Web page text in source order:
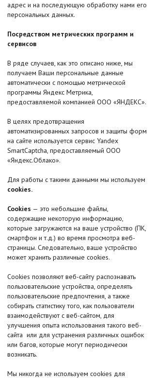
адрес и на последующую обработку нами его
персональных данных.
Посредством метрических программ и
сервисов
В ряде случаев, как это описано ниже, мы
получаем Ваши персональные данные
автоматически с помощью метрической
программы Яндекс Метрика,
предоставляемой компанией ООО «ЯНДЕКС».
В целях предотвращения
автоматизированных запросов и защиты форм
на сайте используется сервис Yandex
SmartCaptcha, предоставляемый ООО
«Яндекс.Облако».
Для работы с такими данными мы используем
cookies.
Cookies — это небольшие файлы,
содержащие некоторую информацию,
которые загружаются на ваше устройство (ПК,
смартфон и т.д.) во время просмотра веб-
страницы. Следовательно, ваше устройство
может хранить различные cookies.
Cookies позволяют веб-сайту распознавать
пользовательские устройства, определять
пользовательские предпочтения, а также
собирать статистику того, как пользователи
взаимодействуют с веб-сайтом, для
улучшения опыта использования такого веб-
сайта или для устранения различных ошибок
или багов, которые могут периодически
возникать.
Мы никогда не используем cookies для